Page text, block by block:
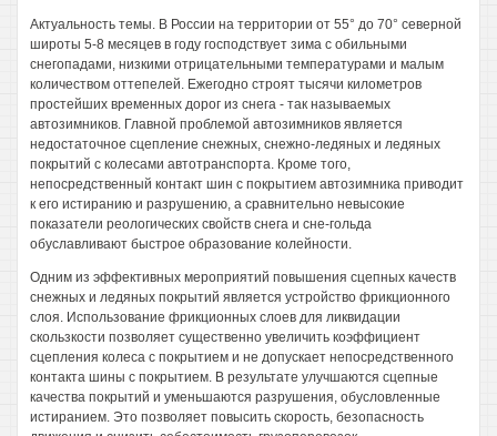
Актуальность темы. В России на территории от 55° до 70° северной
широты 5-8 месяцев в году господствует зима с обильными
снегопадами, низкими отрицательными температурами и малым
количеством оттепелей. Ежегодно строят тысячи километров
простейших временных дорог из снега - так называемых
автозимников. Главной проблемой автозимников является
недостаточное сцепление снежных, снежно-ледяных и ледяных
покрытий с колесами автотранспорта. Кроме того,
непосредственный контакт шин с покрытием автозимника приводит
к его истиранию и разрушению, а сравнительно невысокие
показатели реологических свойств снега и сне-гольда
обуславливают быстрое образование колейности.
Одним из эффективных мероприятий повышения сцепных качеств
снежных и ледяных покрытий является устройство фрикционного
слоя. Использование фрикционных слоев для ликвидации
скользкости позволяет существенно увеличить коэффициент
сцепления колеса с покрытием и не допускает непосредственного
контакта шины с покрытием. В результате улучшаются сцепные
качества покрытий и уменьшаются разрушения, обусловленные
истиранием. Это позволяет повысить скорость, безопасность